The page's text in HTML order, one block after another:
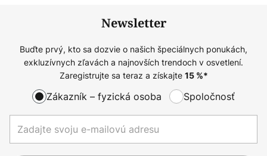
Newsletter
Buďte prvý, kto sa dozvie o našich špeciálnych ponukách,
exkluzívnych zľavách a najnovších trendoch v osvetlení.
Zaregistrujte sa teraz a získajte 15%*
Zákazník – fyzická osoba Spoločnosť